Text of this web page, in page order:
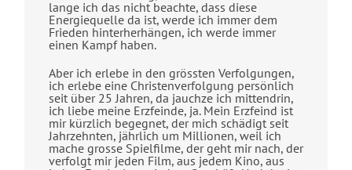
lange ich das nicht beachte, dass diese
Energiequelle da ist, werde ich immer dem
Frieden hinterherhängen, ich werde immer
einen Kampf haben.
Aber ich erlebe in den grössten Verfolgungen,
ich erlebe eine Christenverfolgung persönlich
seit über 25 Jahren, da jauchze ich mittendrin,
ich liebe meine Erzfeinde, ja. Mein Erzfeind ist
mir kürzlich begegnet, der mich schädigt seit
Jahrzehnten, jährlich um Millionen, weil ich
mache grosse Spielfilme, der geht mir nach, der
verfolgt mir jeden Film, aus jedem Kino, aus